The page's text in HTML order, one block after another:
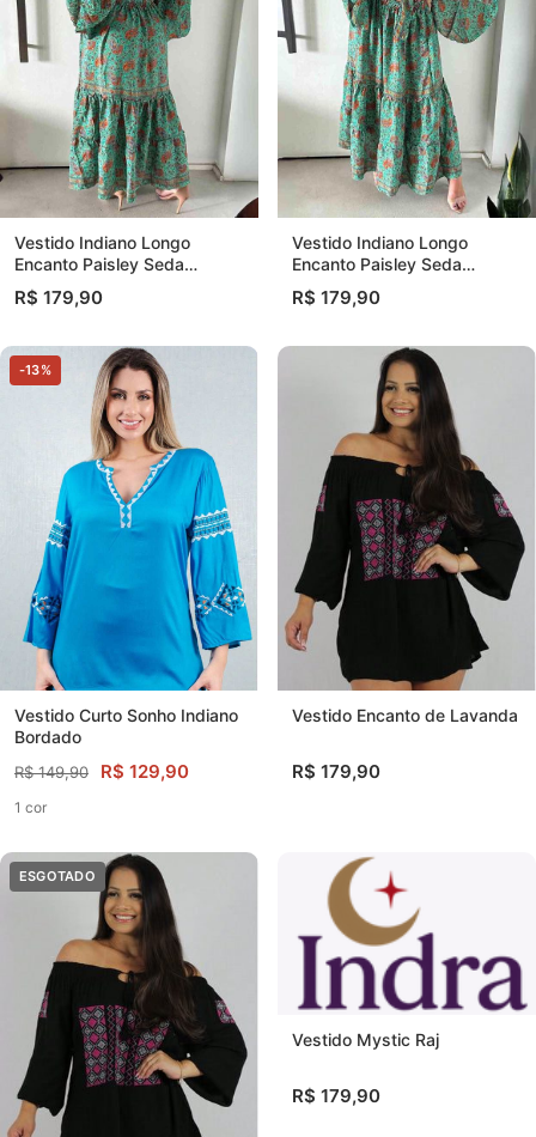
Vestido Indiano Longo
Encanto Paisley Seda
Coleção Premium
R$ 179,90
Vestido Indiano Longo
Encanto Paisley Seda
Coleção Premium
R$ 179,90
-13%
Vestido Curto Sonho Indiano
Bordado
R$ 149,90 R$ 129,90
1 cor
Vestido Encanto de Lavanda
R$ 179,90
ESGOTADO
Vestido Mystic Raj
R$ 179,90